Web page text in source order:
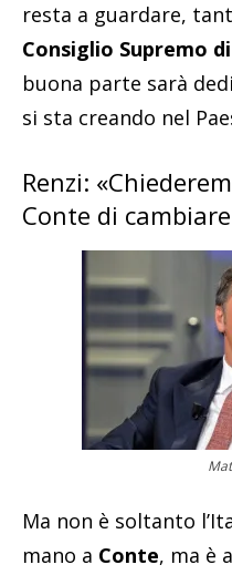
resta a guardare,
Consiglio Supremo
buona parte sarà
si sta creando nel
Renzi:
Conte di
Ma non è soltanto
mano a Conte, ma è